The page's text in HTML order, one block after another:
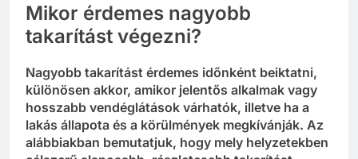
Mikor érdemes nagyobb
takarítást végezni?
Nagyobb takarítást érdemes időnként beiktatni,
különösen akkor, amikor jelentős alkalmak vagy
hosszabb vendéglátások várhatók, illetve ha a
lakás állapota és a körülmények megkívánják. Az
alábbiakban bemutatjuk, hogy mely helyzetekben